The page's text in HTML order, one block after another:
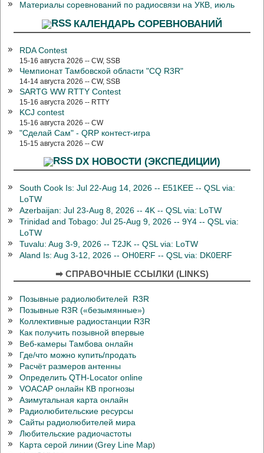
Материалы соревнований по радиосвязи на УКВ, июль
КАЛЕНДАРЬ СОРЕВНОВАНИЙ
RDA Contest
15-16 августа 2026 -- CW, SSB
Чемпионат Тамбовской области "CQ R3R"
14-14 августа 2026 -- CW, SSB
SARTG WW RTTY Contest
15-16 августа 2026 -- RTTY
KCJ contest
15-16 августа 2026 -- CW
"Сделай Сам" - QRP контест-игра
15-15 августа 2026 -- CW
DX НОВОСТИ (ЭКСПЕДИЦИИ)
South Cook Is: Jul 22-Aug 14, 2026 -- E51KEE -- QSL via:
LoTW
Azerbaijan: Jul 23-Aug 8, 2026 -- 4K -- QSL via: LoTW
Trinidad and Tobago: Jul 25-Aug 9, 2026 -- 9Y4 -- QSL via:
LoTW
Tuvalu: Aug 3-9, 2026 -- T2JK -- QSL via: LoTW
Aland Is: Aug 3-12, 2026 -- OH0ERF -- QSL via: DK0ERF
➡ СПРАВОЧНЫЕ ССЫЛКИ (LINKS)
Позывные радиолюбителей R3R
Позывные R3R («безымянные»)
Коллективные радиостанции R3R
Как получить позывной впервые
Веб-камеры Тамбова онлайн
Где/что можно купить/продать
Расчёт размеров антенны
Определить QTH-Locator online
VOACAP онлайн КВ прогнозы
Азимутальная карта онлайн
Радиолюбительские ресурсы
Сайты радиолюбителей мира
Любительские радиочастоты
Карта серой линии (Grey Line Map)